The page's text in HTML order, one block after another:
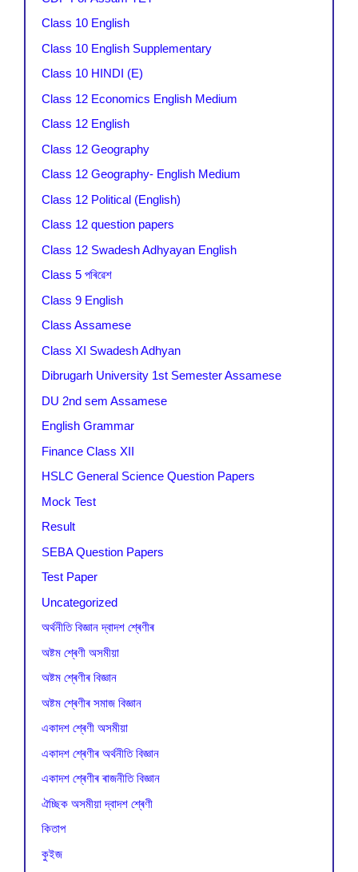
Class 10 English
Class 10 English Supplementary
Class 10 HINDI (E)
Class 12 Economics English Medium
Class 12 English
Class 12 Geography
Class 12 Geography- English Medium
Class 12 Political (English)
Class 12 question papers
Class 12 Swadesh Adhyayan English
Class 5 পৰিৱেশ
Class 9 English
Class Assamese
Class XI Swadesh Adhyan
Dibrugarh University 1st Semester Assamese
DU 2nd sem Assamese
English Grammar
Finance Class XII
HSLC General Science Question Papers
Mock Test
Result
SEBA Question Papers
Test Paper
Uncategorized
অৰ্থনীতি বিজ্ঞান দ্বাদশ শ্ৰেণীৰ
অষ্টম শ্ৰেণী অসমীয়া
অষ্টম শ্ৰেণীৰ বিজ্ঞান
অষ্টম শ্ৰেণীৰ সমাজ বিজ্ঞান
একাদশ শ্ৰেণী অসমীয়া
একাদশ শ্ৰেণীৰ অৰ্থনীতি বিজ্ঞান
একাদশ শ্ৰেণীৰ ৰাজনীতি বিজ্ঞান
ঐচ্ছিক অসমীয়া দ্বাদশ শ্ৰেণী
কিতাপ
কুইজ